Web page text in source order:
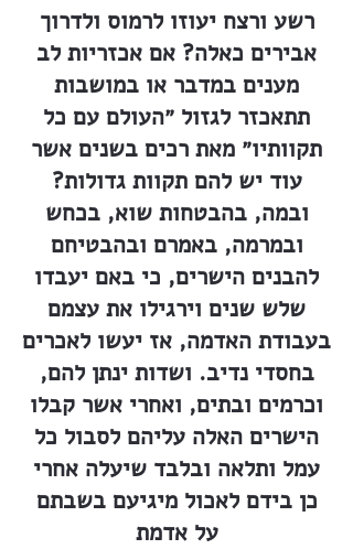
רשע ורצח יעוזו לרמוס ולדרוך
אבירים כאלה? אם אכזריות לב
מענים במדבר או במושבות
תתאכזר לגזול ״העולם עם כל
תקוותיו״ מאת רכים בשנים אשר
עוד יש להם תקוות גדולות?
ובמה, בהבטחות שוא, בכחש
ובמרמה, באמרם ובהבטיחם
להבנים הישרים, כי באם יעבדו
שלש שנים וירגילו את עצמם
בעבודת האדמה, אז יעשו לאכרים
בחסדי נדיב. ושדות ינתן להם,
וכרמים ובתים, ואחרי אשר קבלו
הישרים האלה עליהם לסבול כל
עמל ותלאה ובלבד שיעלה אחרי
כן בידם לאכול מיגיעם בשבתם
על אדמת